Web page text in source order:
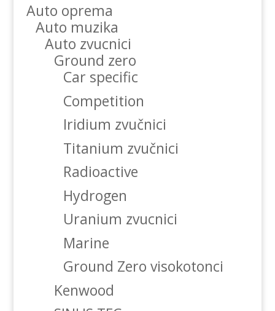
Auto oprema
Auto muzika
Auto zvucnici
Ground zero
Car specific
Competition
Iridium zvučnici
Titanium zvučnici
Radioactive
Hydrogen
Uranium zvucnici
Marine
Ground Zero visokotonci
Kenwood